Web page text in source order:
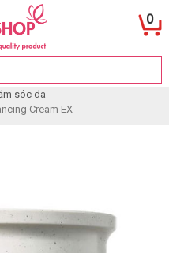
0
sóc da
Cream EX